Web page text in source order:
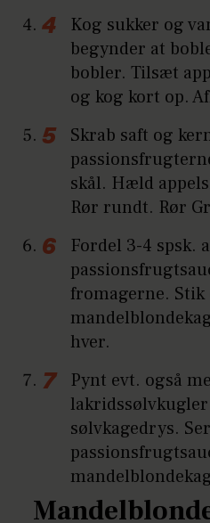
Kog sukker og
begynder at
bobler. Tilsæt
og kog kort op.
Skrab saft og
skål. Hæld
Rør rundt. Rør
Fordel 3-4 spsk.
fromagerne. Stik
hver.
Pynt evt. også
sølvkagedrys.